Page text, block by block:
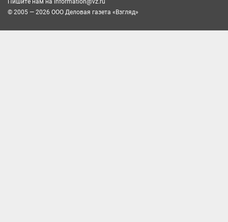
Пишите нам на information@vz.ru
© 2005 — 2026 ООО Деловая газета «Взгляд»